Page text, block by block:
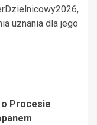
uznania dla jego
o Procesie